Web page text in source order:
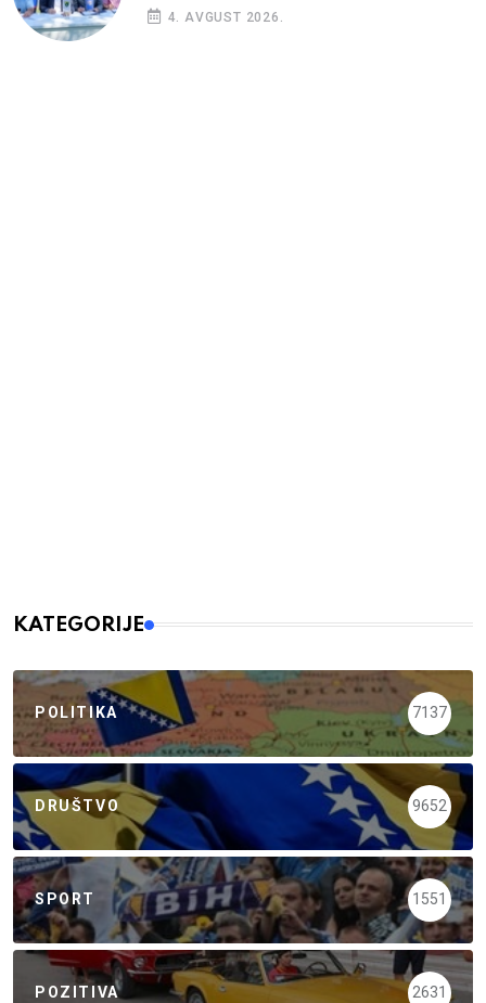
4. AVGUST 2026.
KATEGORIJE
POLITIKA 7137
DRUŠTVO 9652
SPORT 1551
POZITIVA 2631